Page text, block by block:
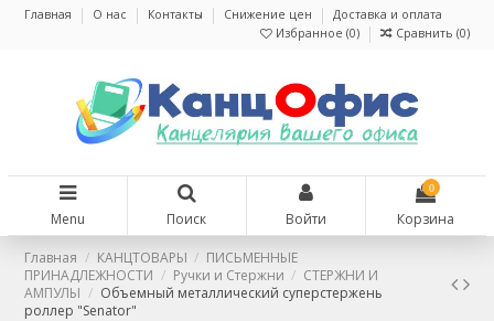
Главная О нас Контакты Снижение цен
Доставка и оплата
Избранное (0) Сравнить (0)
Menu Поиск Войти
0
Корзина
Главная КАНЦТОВАРЫ
ПИСЬМЕННЫЕ
ПРИНАДЛЕЖНОСТИ
Ручки и Стержни
СТЕРЖНИ И
АМПУЛЫ
Объемный металлический суперстержень
роллер "Senator"